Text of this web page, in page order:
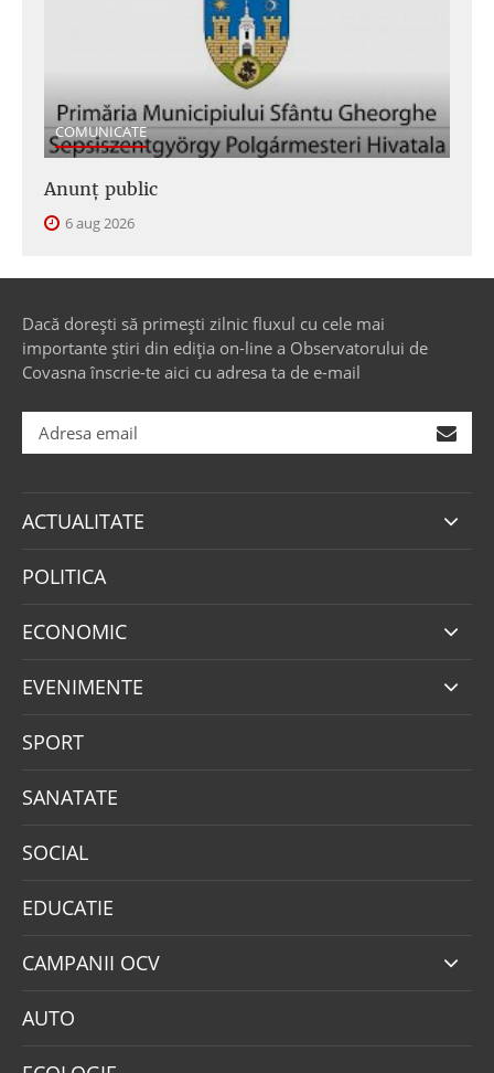
COMUNICATE
Anunţ public
6 aug 2026
Dacă dorești să primești zilnic fluxul cu cele mai
importante știri din ediția on-line a Observatorului de
Covasna înscrie-te aici cu adresa ta de e-mail
ACTUALITATE
POLITICA
ECONOMIC
EVENIMENTE
SPORT
SANATATE
SOCIAL
EDUCATIE
CAMPANII OCV
AUTO